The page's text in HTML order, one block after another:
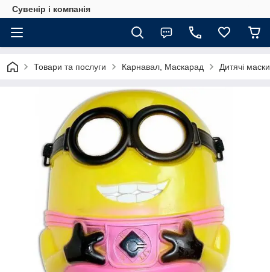
Сувенір і компанія
Товари та послуги Карнавал, Маскарад Дитячі маски